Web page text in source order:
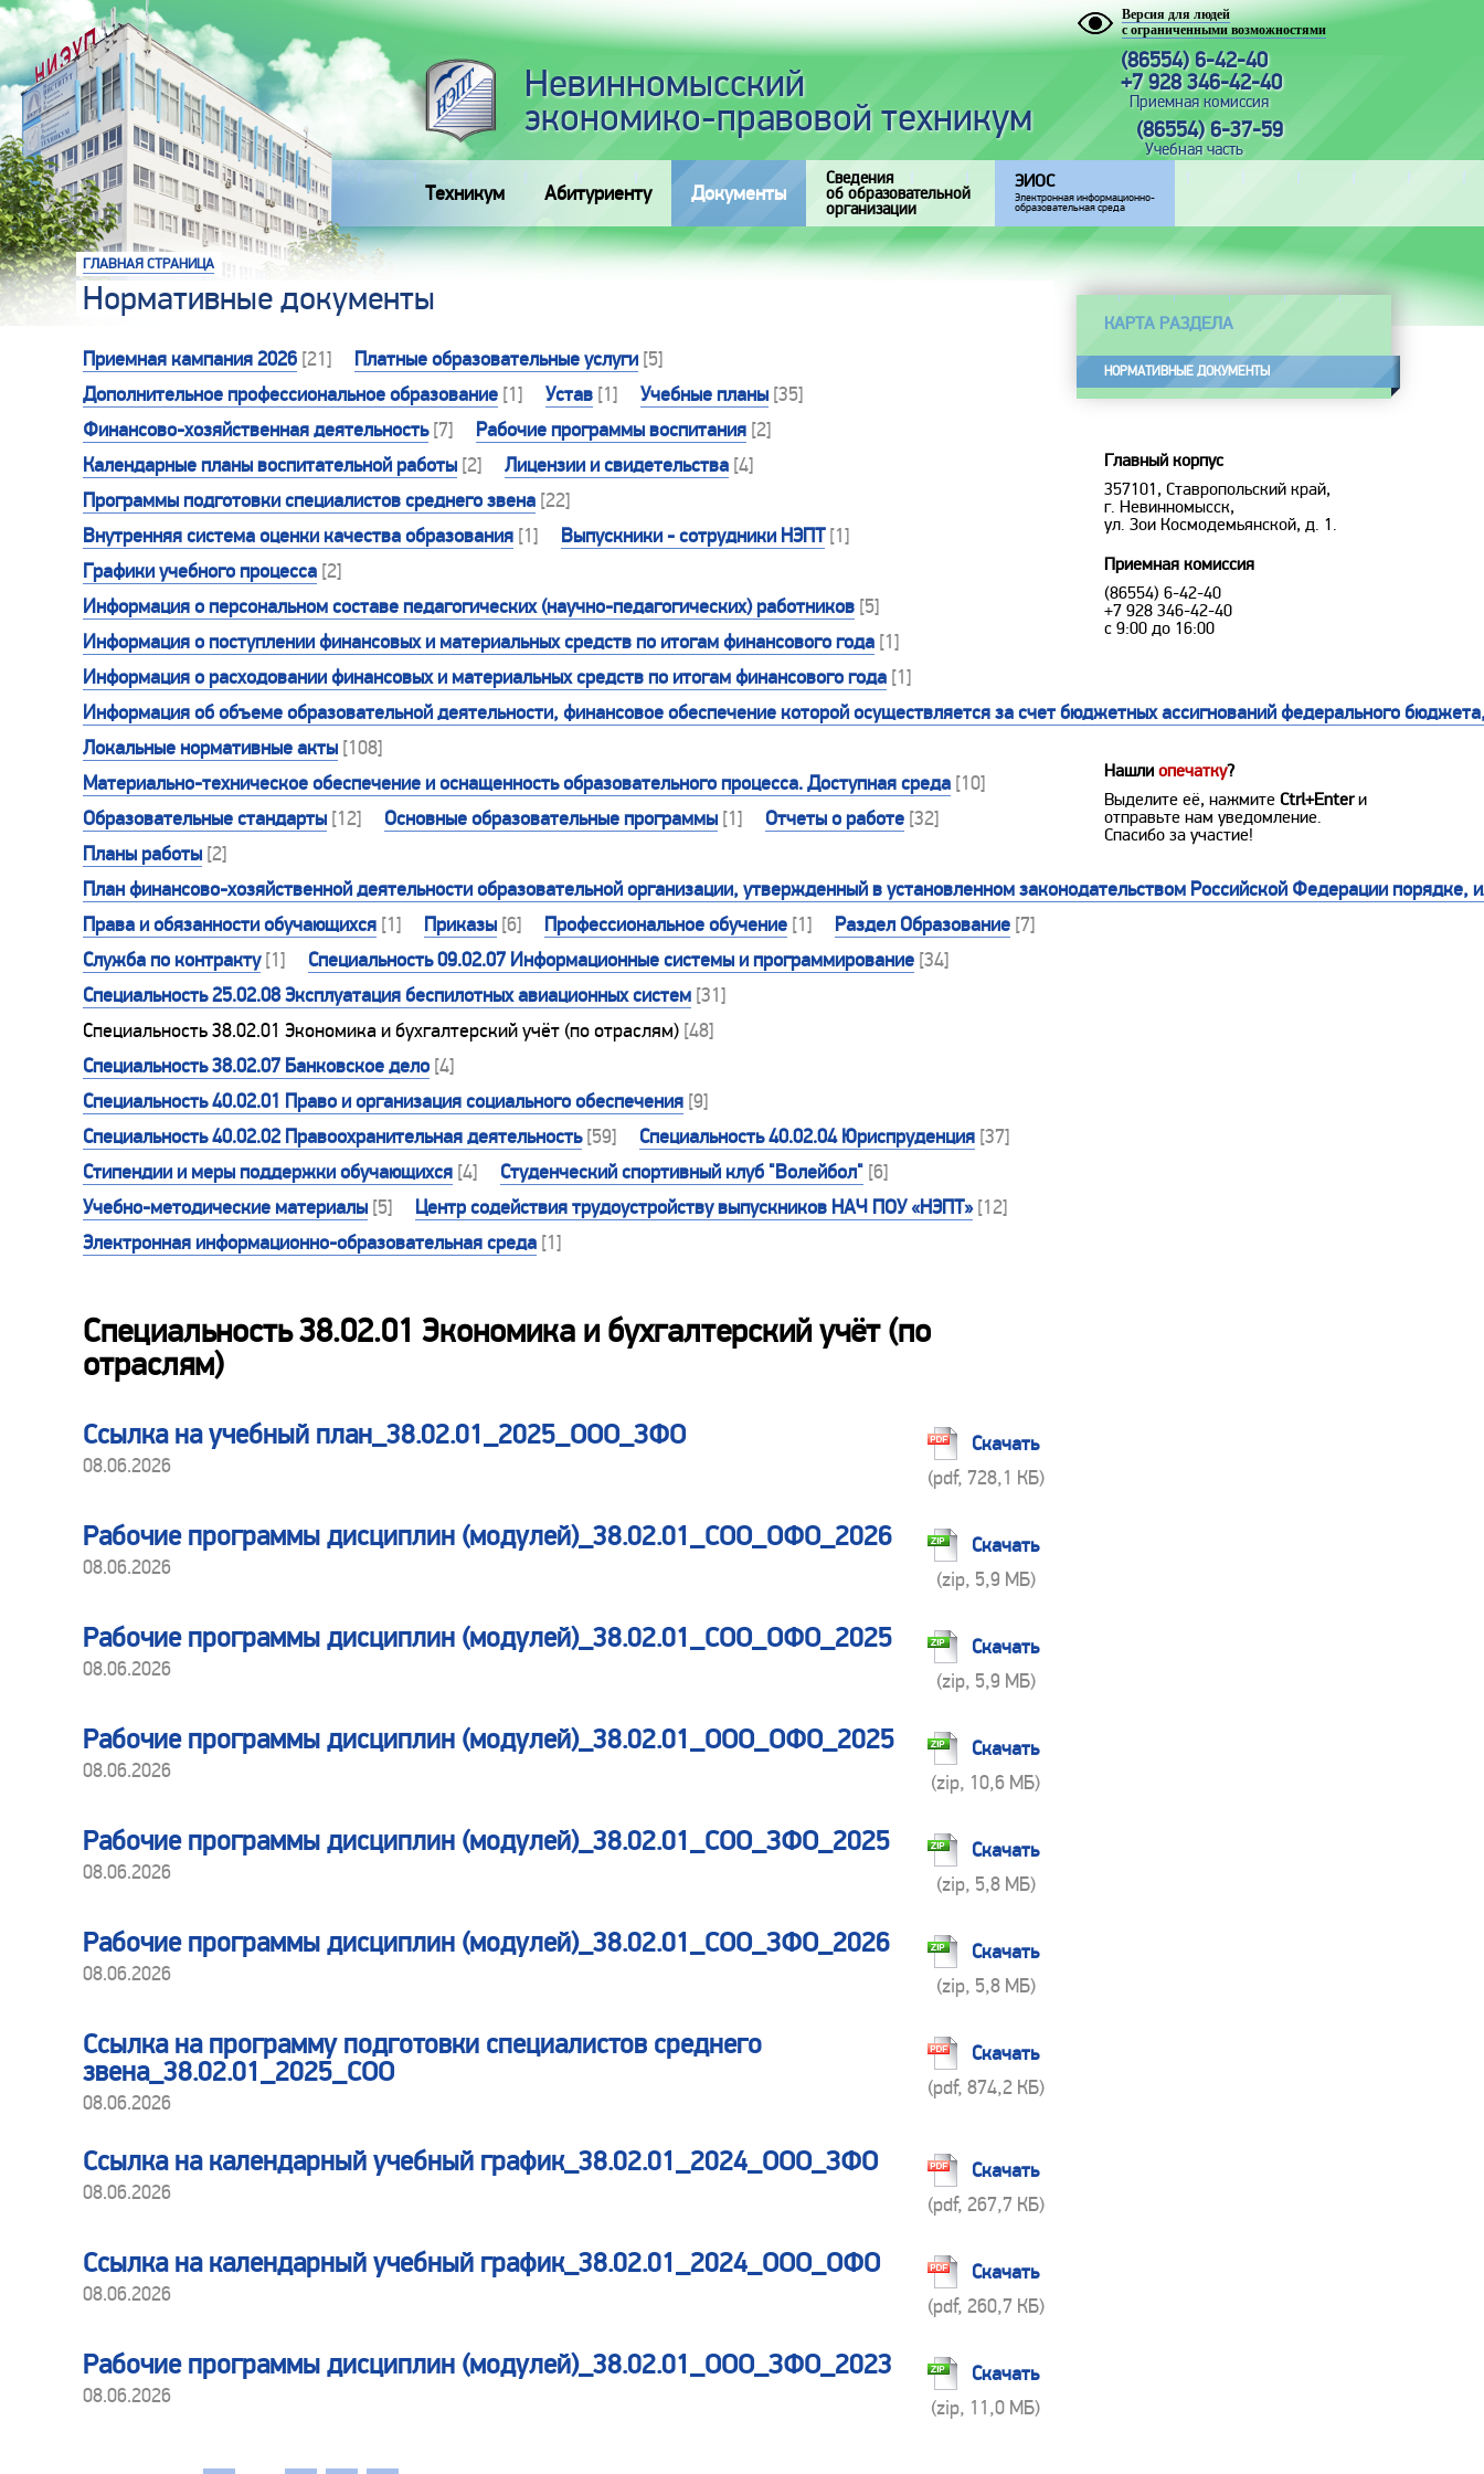
Невинномысский
экономико-правовой техникум
Версия для людей
с ограниченными возможностями
(86554) 6-42-40
+7 928 346-42-40
Приемная комиссия
(86554) 6-37-59
Учебная часть
Техникум Абитуриенту Документы
Сведения
об образовательной
организации
ЭИОС
Электронная информационно-
образовательная среда
ГЛАВНАЯ СТРАНИЦА
Нормативные документы
Приемная кампания 2026 [21] Платные образовательные услуги [5]
Дополнительное профессиональное образование [1] Устав [1] Учебные планы [35]
Финансово-хозяйственная деятельность [7] Рабочие программы воспитания [2]
Календарные планы воспитательной работы [2] Лицензии и свидетельства [4]
Программы подготовки специалистов среднего звена [22]
Внутренняя система оценки качества образования [1] Выпускники - сотрудники НЭПТ [1]
Графики учебного процесса [2]
Информация о персональном составе педагогических (научно-педагогических) работников [5]
Информация о поступлении финансовых и материальных средств по итогам финансового года [1]
Информация о расходовании финансовых и материальных средств по итогам финансового года [1]
Информация об объеме образовательной деятельности, финансовое обеспечение которой осуществляется за счет бюджетных ассигнований федерального
Локальные нормативные акты [108]
Материально-техническое обеспечение и оснащенность образовательного процесса. Доступная среда [10]
Образовательные стандарты [12] Основные образовательные программы [1] Отчеты о работе [32]
Планы работы [2]
План финансово-хозяйственной деятельности образовательной организации, утвержденный в установленном законодательством Российской Федерации
Права и обязанности обучающихся [1] Приказы [6] Профессиональное обучение [1] Раздел Образование [7]
Служба по контракту [1] Специальность 09.02.07 Информационные системы и программирование [34]
Специальность 25.02.08 Эксплуатация беспилотных авиационных систем [31]
Специальность 38.02.01 Экономика и бухгалтерский учёт (по отраслям) [48]
Специальность 38.02.07 Банковское дело [4]
Специальность 40.02.01 Право и организация социального обеспечения [9]
Специальность 40.02.02 Правоохранительная деятельность [59] Специальность 40.02.04 Юриспруденция [37]
Стипендии и меры поддержки обучающихся [4] Студенческий спортивный клуб "Волейбол" [6]
Учебно-методические материалы [5] Центр содействия трудоустройству выпускников НАЧ ПОУ «НЭПТ» [12]
Электронная информационно-образовательная среда [1]
Специальность 38.02.01 Экономика и бухгалтерский учёт (по
отраслям)
Ссылка на учебный план_38.02.01_2025_ООО_ЗФО
08.06.2026
Скачать
(pdf, 728,1 КБ)
Рабочие программы дисциплин (модулей)_38.02.01_СОО_ОФО_2026
08.06.2026
Скачать
(zip, 5,9 МБ)
Рабочие программы дисциплин (модулей)_38.02.01_СОО_ОФО_2025
08.06.2026
Скачать
(zip, 5,9 МБ)
Рабочие программы дисциплин (модулей)_38.02.01_ООО_ОФО_2025
08.06.2026
Скачать
(zip, 10,6 МБ)
Рабочие программы дисциплин (модулей)_38.02.01_СОО_ЗФО_2025
08.06.2026
Скачать
(zip, 5,8 МБ)
Рабочие программы дисциплин (модулей)_38.02.01_СОО_ЗФО_2026
08.06.2026
Скачать
(zip, 5,8 МБ)
Ссылка на программу подготовки специалистов среднего
звена_38.02.01_2025_СОО
08.06.2026
Скачать
(pdf, 874,2 КБ)
Ссылка на календарный учебный график_38.02.01_2024_ООО_ЗФО
08.06.2026
Скачать
(pdf, 267,7 КБ)
Ссылка на календарный учебный график_38.02.01_2024_ООО_ОФО
08.06.2026
Скачать
(pdf, 260,7 КБ)
Рабочие программы дисциплин (модулей)_38.02.01_ООО_ЗФО_2023
08.06.2026
Скачать
(zip, 11,0 МБ)
КАРТА РАЗДЕЛА
НОРМАТИВНЫЕ ДОКУМЕНТЫ
Главный корпус
357101, Ставропольский край,
г. Невинномысск,
ул. Зои Космодемьянской, д. 1.
Приемная комиссия
(86554) 6-42-40
+7 928 346-42-40
с 9:00 до 16:00
Нашли опечатку?
Выделите её, нажмите Ctrl+Enterи
отправьте нам уведомление.
Спасибо за участие!